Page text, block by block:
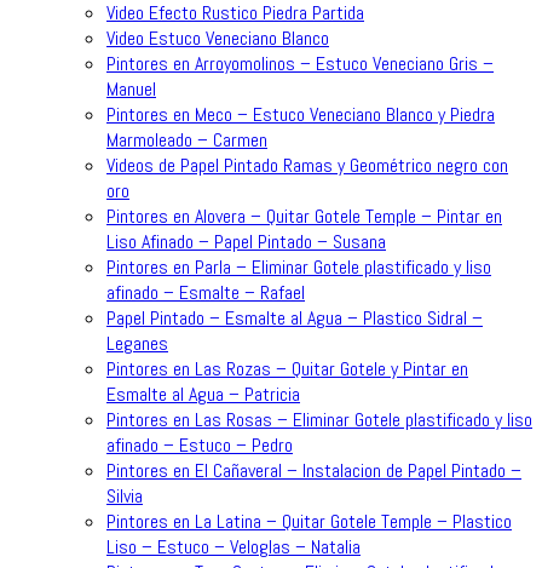
Video Efecto Rustico Piedra Partida
Video Estuco Veneciano Blanco
Pintores en Arroyomolinos – Estuco Veneciano Gris –
Manuel
Pintores en Meco – Estuco Veneciano Blanco y Piedra
Marmoleado – Carmen
Videos de Papel Pintado Ramas y Geométrico negro con
oro
Pintores en Alovera – Quitar Gotele Temple – Pintar en
Liso Afinado – Papel Pintado – Susana
Pintores en Parla – Eliminar Gotele plastificado y liso
afinado – Esmalte – Rafael
Papel Pintado – Esmalte al Agua – Plastico Sidral –
Leganes
Pintores en Las Rozas – Quitar Gotele y Pintar en
Esmalte al Agua – Patricia
Pintores en Las Rosas – Eliminar Gotele plastificado y liso
afinado – Estuco – Pedro
Pintores en El Cañaveral – Instalacion de Papel Pintado –
Silvia
Pintores en La Latina – Quitar Gotele Temple – Plastico
Liso – Estuco – Veloglas – Natalia